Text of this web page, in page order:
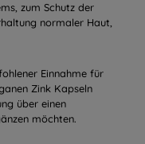
zum Schutz der
normaler Haut,
Einnahme für
Zink Kapseln
über einen
möchten.